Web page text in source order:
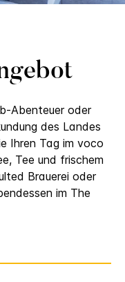
Abenteuer oder
des Landes
Ihren Tag im voco
Tee und frischem
Brauerei oder
im The